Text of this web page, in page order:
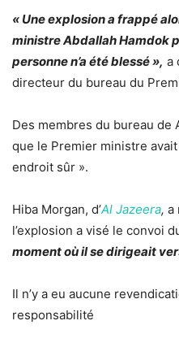
« Une explosion a frappé
ministre Abdallah Hamdok
personne n’a été blessé », a
directeur du bureau du
Des membres du bureau de
que le Premier ministre
endroit sûr ».
Hiba Morgan, d’Al Jazeera, a
l’explosion a visé le convoi
moment où il se dirigeait
Il n’y a eu aucune
responsabilité